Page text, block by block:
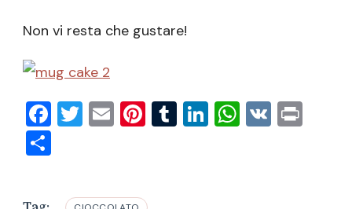
Non vi resta che gustare!
Facebook
Twitter
EmailPinterest
Tumblr
LinkedIn
VK